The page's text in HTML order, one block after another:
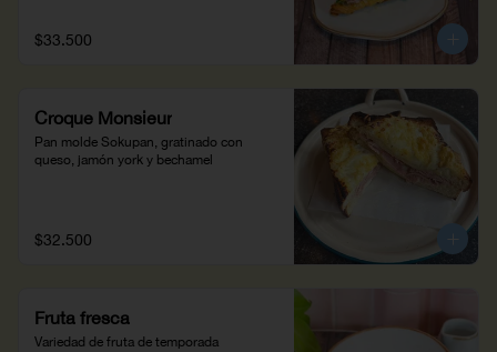
$33.500
Croque Monsieur
Pan molde Sokupan, gratinado con
queso, jamón york y bechamel
$32.500
Fruta fresca
Variedad de fruta de temporada